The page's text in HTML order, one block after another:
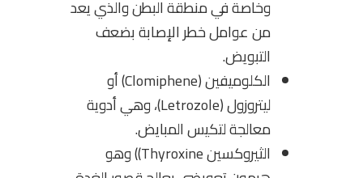
وخاصة في منطقة البطن والذي يعد
من عوامل خطر الإصابة بضعف
التبويض.
الكلوميفين (Clomiphene) أو
ليتروزول (Letrozole)، وهي أدوية
معالجة لتكيس المبايض.
الثيروكسين Thyroxine)) وهو